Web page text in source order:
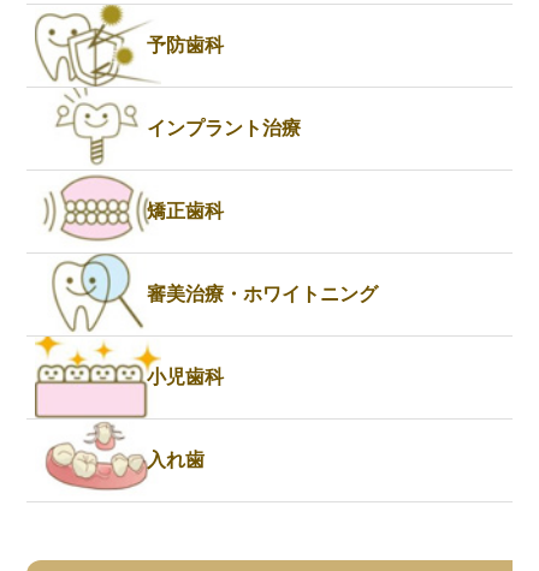
予防歯科
インプラント治療
矯正歯科
審美治療・ホワイトニング
小児歯科
入れ歯